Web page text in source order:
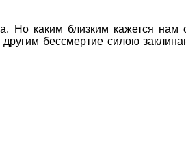
Но каким близким кажется
бессмертие силою